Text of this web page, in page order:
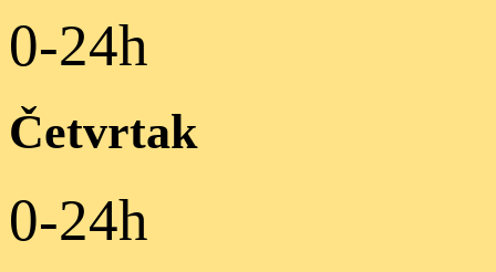
0-24h
Četvrtak
0-24h